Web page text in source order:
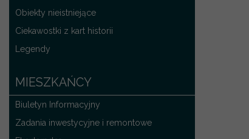
Obiekty nieistniejące
Ciekawostki z kart historii
Legendy
MIESZKAŃCY
Biuletyn Informacyjny
Zadania inwestycyjne i remontowe